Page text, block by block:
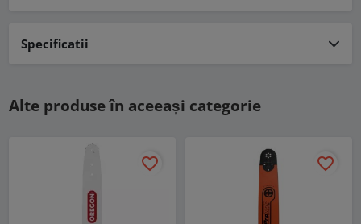
Specificatii
Alte produse în aceeași categorie
favorite_border favorite_border